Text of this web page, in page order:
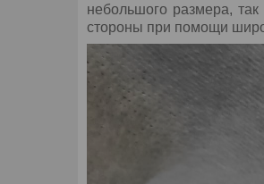
небольшого размера,
стороны при помощи